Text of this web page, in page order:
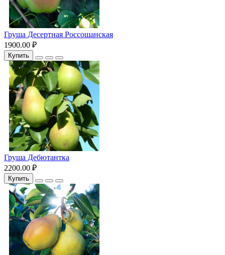
Груша Десертная Россошанская
1900.00 ₽
Купить
Груша Дебютантка
2200.00 ₽
Купить